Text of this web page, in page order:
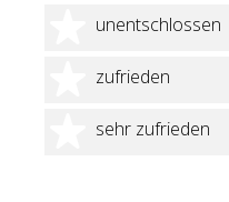
unentschlossen
3 Sterne
zufrieden
4 Sterne
sehr zufrieden
5 Sterne